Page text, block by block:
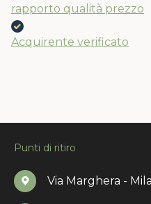
rapporto qualità prezzo
Acquirente verificato
Punti di ritiro
Via Marghera -